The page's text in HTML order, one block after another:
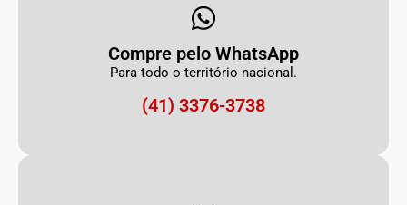
Compre pelo WhatsApp
Para todo o território nacional.
(41) 3376-3738